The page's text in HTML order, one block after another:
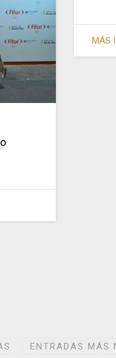
MÁS
ENTRADAS MÁS